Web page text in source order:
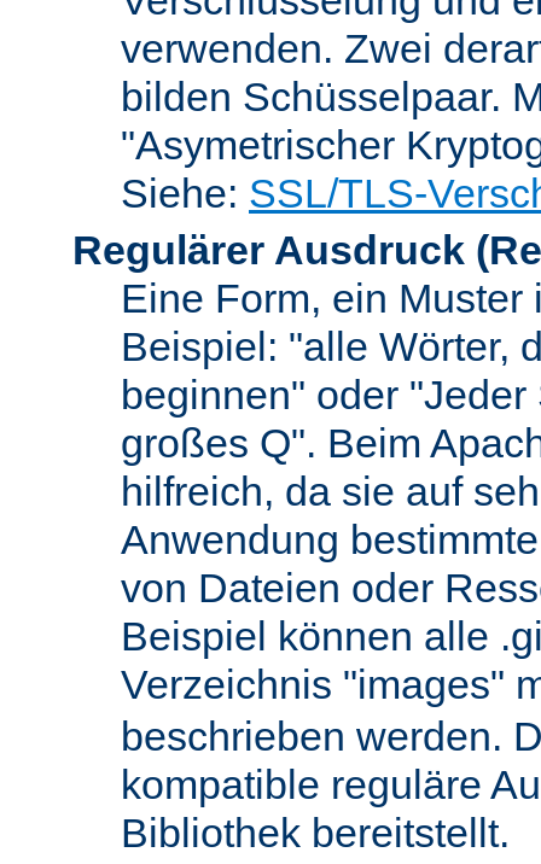
verwenden. Zwei
bilden Schüsselpaar.
"Asymetrischer
Siehe: SSL/TLS-
Regulärer Ausdruck
Eine Form, ein Muster
Beispiel: "alle Wörter,
beginnen" oder
großes Q". Beim
hilfreich, da sie auf
Anwendung
von Dateien oder
Beispiel können alle
Verzeichnis "images"
beschrieben werden.
kompatible reguläre
Bibliothek bereitstellt.